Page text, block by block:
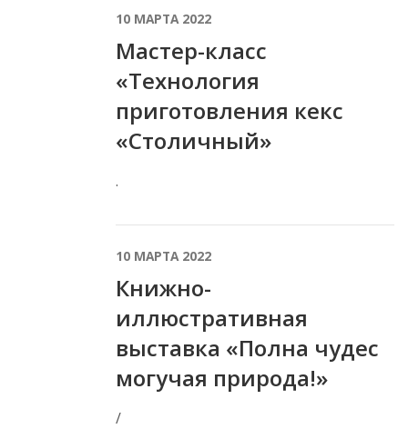
10 МАРТА 2022
Мастер-класс
«Технология
приготовления кекс
«Столичный»
.
10 МАРТА 2022
Книжно-
иллюстративная
выставка «Полна чудес
могучая природа!»
/